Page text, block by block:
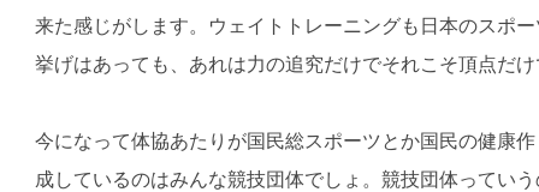
来た感じがします。ウェイトトレーニングも日本のスポ
挙げはあっても、あれは力の追究だけでそれこそ頂点だ
今になって体協あたりが国民総スポーツとか国民の健康
成しているのはみんな競技団体でしょ。競技団体ってい